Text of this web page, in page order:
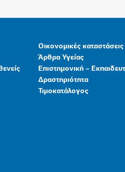
Οικονομικές καταστάσεις
Άρθρα Υγείας
Επιστημονική –
Δραστηριότητα
Τιμοκατάλογος